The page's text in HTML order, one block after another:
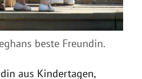
beste Freundin.
aus Kindertagen,